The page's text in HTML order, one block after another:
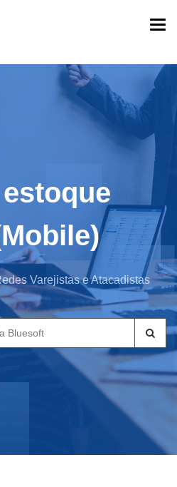
Varejistas e Atacadistas